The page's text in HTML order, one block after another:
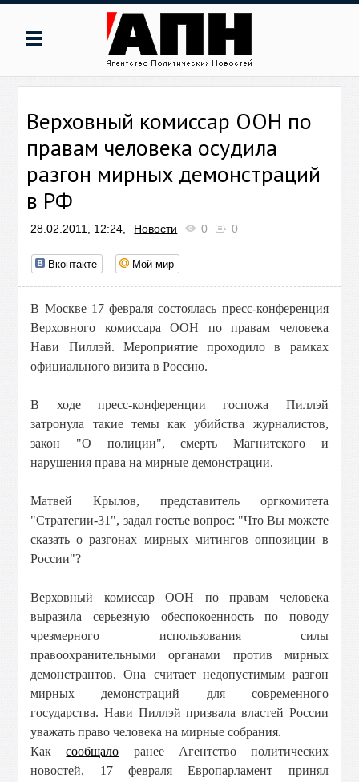
Верховный комиссар ООН по
правам человека осудила
разгон мирных демонстраций
в РФ
28.02.2011, 12:24, Новости 0 0
Вконтакте Мой мир
В Москве 17 февраля состоялась пресс-конференция
Верховного комиссара ООН по правам человека
Нави Пиллэй. Мероприятие проходило в рамках
официального визита в Россию.
В ходе пресс-конференции госпожа Пиллэй
затронула такие темы как убийства журналистов,
закон "О полиции", смерть Магнитского и
нарушения права на мирные демонстрации.
Матвей Крылов, представитель оргкомитета
"Стратегии-31", задал гостье вопрос: "Что Вы можете
сказать о разгонах мирных митингов оппозиции в
России"?
Верховный комиссар ООН по правам человека
выразила серьезную обеспокоенность по поводу
чрезмерного использования силы
правоохранительными органами против мирных
демонстрантов. Она считает недопустимым разгон
мирных демонстраций для современного
государства. Нави Пиллэй призвала властей России
уважать право человека на мирные собрания.
Каксообщало ранее Агентство политических
новостей, 17 февраля Европарламент принял